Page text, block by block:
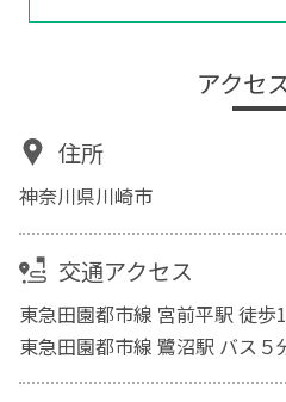
アクセ
住所
神奈川県川崎市
交通アクセス
東急田園都市線 宮前平駅 徒歩
東急田園都市線 鷺沼駅 バス５